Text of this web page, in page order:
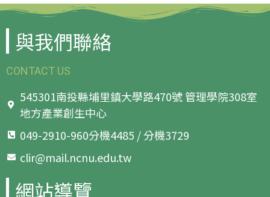
與我們聯絡
CONTACT US
545301南投縣埔里鎮大學路470號 管理學院308室
地方產業創生中心
049-2910-960分機4485 / 分機3729
clir@mail.ncnu.edu.tw
網站導覽